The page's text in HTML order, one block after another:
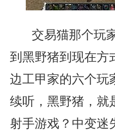
交易猫那个玩
到黑野猪到现在方
边工甲家的六个玩
续听，黑野猪，就
射手游戏？中变迷